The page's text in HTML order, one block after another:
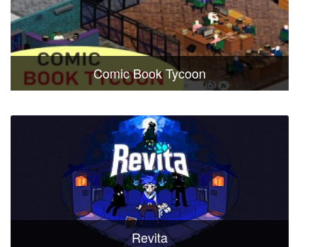
Comic Book Tycoon
Revita